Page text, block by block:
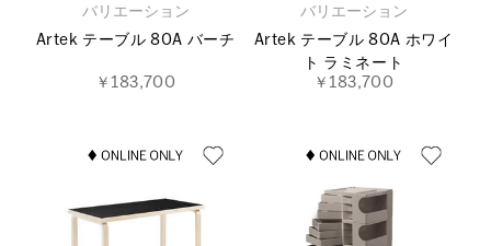
バリエーション
Artek テーブル 80A バーチ
￥183,700
バリエーション
Artek テーブル 80A ホワイ
ト ラミネート
￥183,700